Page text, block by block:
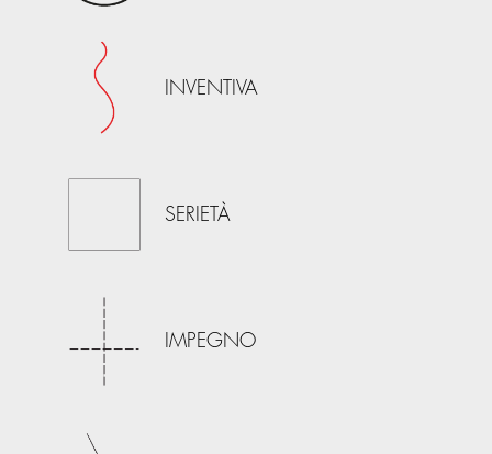
INVENTIVA
SERIETÀ
IMPEGNO